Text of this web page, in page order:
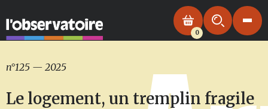
0
n°125 — 2025
Le logement, un tremplin fragile